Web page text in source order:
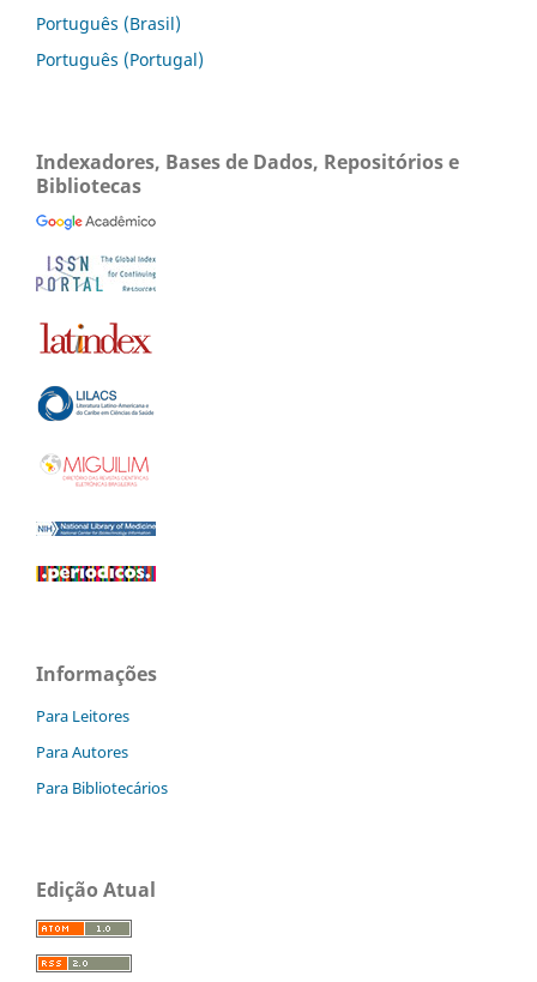
Português (Brasil)
Português (Portugal)
Indexadores, Bases de Dados, Repositórios e
Bibliotecas
Informações
Para Leitores
Para Autores
Para Bibliotecários
Edição Atual